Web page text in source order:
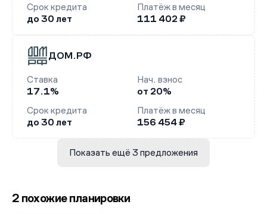
Срок кредита
до 30 лет
Платёж в месяц
111 402 ₽
ДОМ.РФ
Ставка
17.1%
Нач. взнос
от 20%
Срок кредита
до 30 лет
Платёж в месяц
156 454 ₽
Показать ещё 3 предложения
2 похожие планировки